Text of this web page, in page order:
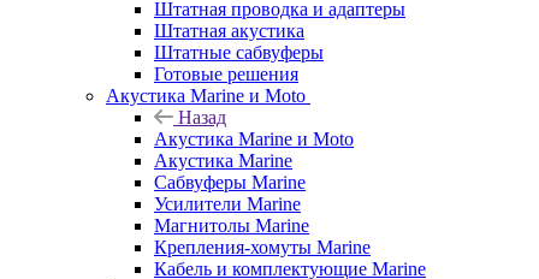
Штатная проводка и адаптеры
Штатная акустика
Штатные сабвуферы
Готовые решения
Акустика Marine и Moto
Назад
Акустика Marine и Moto
Акустика Marine
Сабвуферы Marine
Усилители Marine
Магнитолы Marine
Крепления-хомуты Marine
Кабель и комплектующие Marine